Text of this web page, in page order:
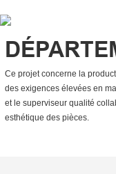
Ce projet concerne la
des exigences élevées en
et le superviseur qualité
esthétique des pièces.